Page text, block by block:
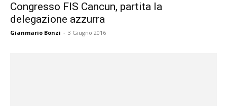
Congresso FIS Cancun, partita la
delegazione azzurra
Gianmario Bonzi - 3 Giugno 2016